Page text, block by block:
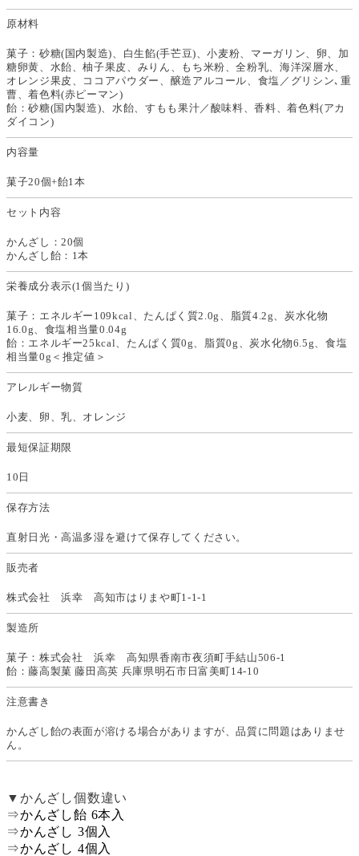
原材料
菓子：砂糖(国内製造)、白生餡(手芒豆)、小麦粉、マーガリン、卵、加
糖卵黄、水飴、柚子果皮、みりん、もち米粉、全粉乳、海洋深層水、
オレンジ果皮、ココアパウダー、醸造アルコール、食塩／グリシン､重
曹、着色料(赤ピーマン)
飴：砂糖(国内製造)、水飴、すもも果汁／酸味料、香料、着色料(アカ
ダイコン)
内容量
菓子20個+飴1本
セット内容
かんざし：20個
かんざし飴：1本
栄養成分表示(1個当たり)
菓子：エネルギー109kcal、たんぱく質2.0g、脂質4.2g、炭水化物
16.0g、食塩相当量0.04g
飴：エネルギー25kcal、たんぱく質0g、脂質0g、炭水化物6.5g、食塩
相当量0g＜推定値＞
アレルギー物質
小麦、卵、乳、オレンジ
最短保証期限
10日
保存方法
直射日光・高温多湿を避けて保存してください。
販売者
株式会社 浜幸 高知市はりまや町1-1-1
製造所
菓子：株式会社 浜幸 高知県香南市夜須町手結山506-1
飴：藤高製菓 藤田高英 兵庫県明石市日富美町14-10
注意書き
かんざし飴の表面が溶ける場合がありますが、品質に問題はありませ
ん。
▼かんざし個数違い
⇒かんざし飴 6本入
⇒かんざし 3個入
⇒かんざし 4個入